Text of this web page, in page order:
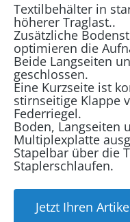
Textilbehälter in
höherer Traglast..
Zusätzliche
optimieren die
Beide Langseiten
geschlossen.
Eine Kurzseite ist
stirnseitige Klappe
Federriegel.
Boden, Langseiten
Multiplexplatte
Stapelbar über die
Staplerschlaufen.
Jetzt Ihren